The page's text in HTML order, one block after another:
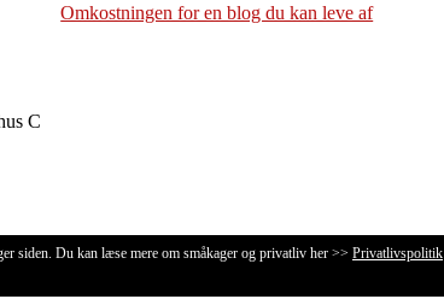
Omkostningen for en blog du kan leve af
C
siden. Du kan læse mere om småkager og privatliv her >> Privatlivspolitik